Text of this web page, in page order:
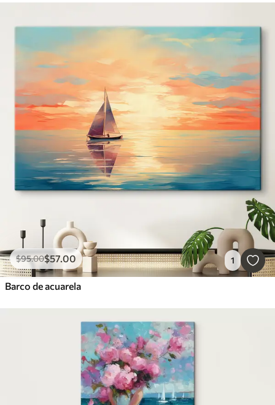
$95.00$57.00 1
Barco de acuarela